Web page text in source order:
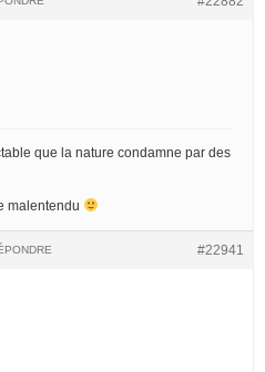
que la nature condamne par des
malentendu
#22941